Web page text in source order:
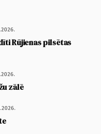
Rūjienas pilsētas
zālē